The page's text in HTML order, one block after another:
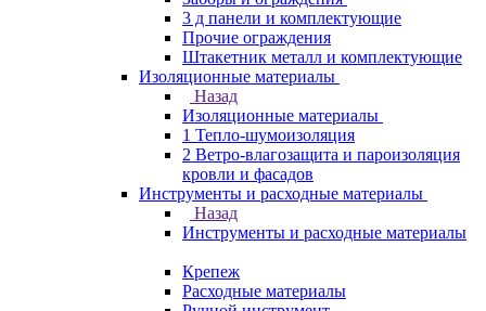
3 д панели и комплектующие
Прочие ограждения
Штакетник металл и комплектующие
Изоляционные материалы
Назад
Изоляционные материалы
1 Тепло-шумоизоляция
2 Ветро-влагозащита и пароизоляция
кровли и фасадов
Инструменты и расходные материалы
Назад
Инструменты и расходные материалы
Крепеж
Расходные материалы